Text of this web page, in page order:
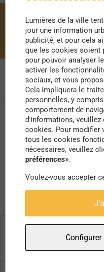
Lumières de la ville
jour une information
publicité, et pour cela
que les cookies soient
pour pouvoir analyser
activer les
sociaux, et vous
Cela impliquera le
personnelles, y
comportement de
d'informations,
cookies. Pour modifier
tous les cookies
nécessaires, veuillez
préférences».
Voulez-vous accepter
Configurer